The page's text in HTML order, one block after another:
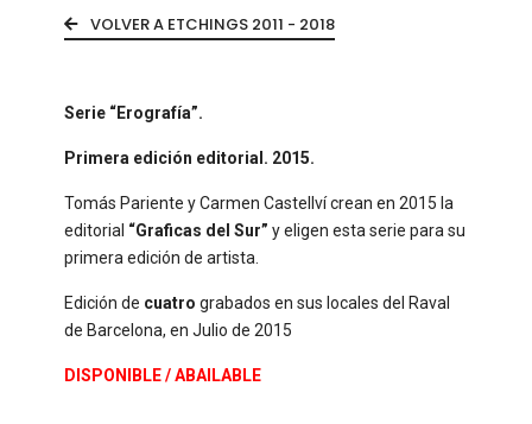
VOLVER A ETCHINGS 2011 - 2018
Serie “Erografía”.
Primera edición editorial. 2015.
Tomás Pariente y Carmen Castellví crean en 2015 la
editorial “Graficas del Sur” y eligen esta serie para su
primera edición de artista.
Edición de cuatro grabados en sus locales del Raval
de Barcelona, en Julio de 2015
DISPONIBLE / ABAILABLE